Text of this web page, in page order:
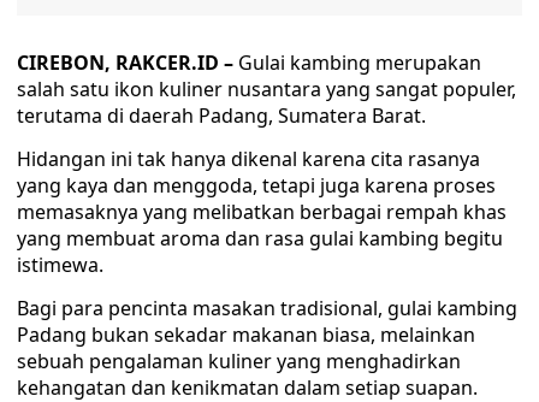
CIREBON, RAKCER.ID – Gulai kambing merupakan
salah satu ikon kuliner nusantara yang sangat populer,
terutama di daerah Padang, Sumatera Barat.
Hidangan ini tak hanya dikenal karena cita rasanya
yang kaya dan menggoda, tetapi juga karena proses
memasaknya yang melibatkan berbagai rempah khas
yang membuat aroma dan rasa gulai kambing begitu
istimewa.
Bagi para pencinta masakan tradisional, gulai kambing
Padang bukan sekadar makanan biasa, melainkan
sebuah pengalaman kuliner yang menghadirkan
kehangatan dan kenikmatan dalam setiap suapan.